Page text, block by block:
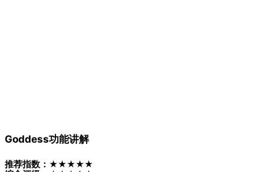
Goddess功能讲解
推荐指数：★★★★★